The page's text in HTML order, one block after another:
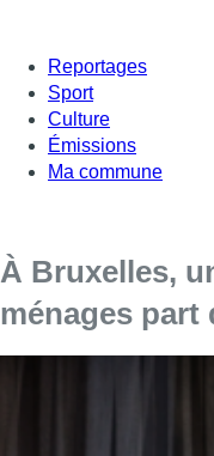
Reportages
Sport
Culture
Émissions
Ma commune
À Bruxelles,
ménages part